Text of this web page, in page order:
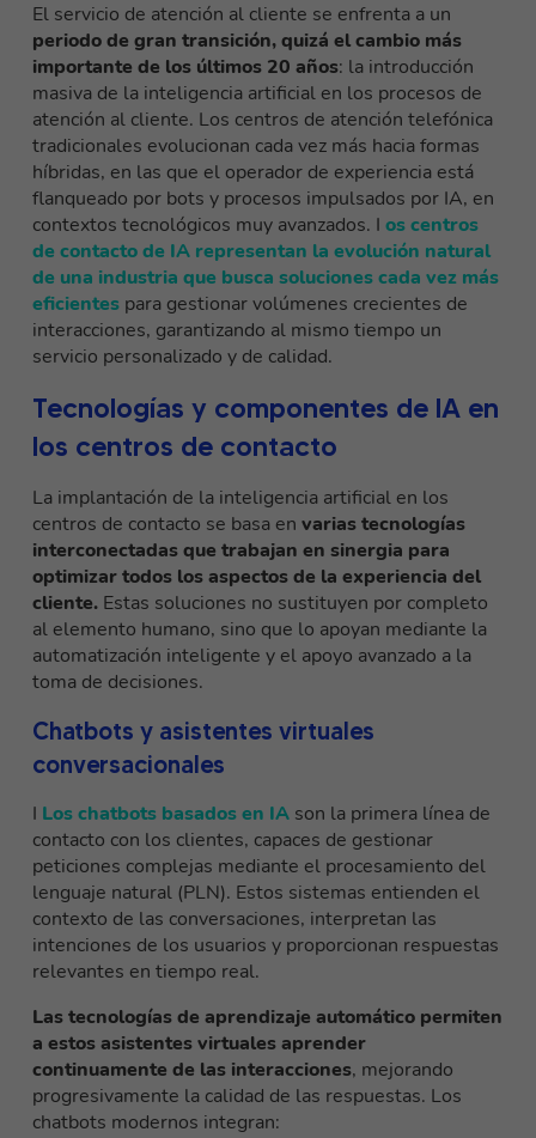
El servicio de atención al cliente se enfrenta a un
periodo de gran transición, quizá el cambio más
importante de los últimos 20 años: la introducción
masiva de la inteligencia artificial en los procesos de
atención al cliente. Los centros de atención telefónica
tradicionales evolucionan cada vez más hacia formas
híbridas, en las que el operador de experiencia está
flanqueado por bots y procesos impulsados por IA, en
contextos tecnológicos muy avanzados. I os centros
de contacto de IA representan la evolución natural
de una industria que busca soluciones cada vez más
eficientes para gestionar volúmenes crecientes de
interacciones, garantizando al mismo tiempo un
servicio personalizado y de calidad.
Tecnologías y componentes de IA en
los centros de contacto
La implantación de la inteligencia artificial en los
centros de contacto se basa en varias tecnologías
interconectadas que trabajan en sinergia para
optimizar todos los aspectos de la experiencia del
cliente. Estas soluciones no sustituyen por completo
al elemento humano, sino que lo apoyan mediante la
automatización inteligente y el apoyo avanzado a la
toma de decisiones.
Chatbots y asistentes virtuales
conversacionales
I Los chatbots basados en IA son la primera línea de
contacto con los clientes, capaces de gestionar
peticiones complejas mediante el procesamiento del
lenguaje natural (PLN). Estos sistemas entienden el
contexto de las conversaciones, interpretan las
intenciones de los usuarios y proporcionan respuestas
relevantes en tiempo real.
Las tecnologías de aprendizaje automático permiten
a estos asistentes virtuales aprender
continuamente de las interacciones, mejorando
progresivamente la calidad de las respuestas. Los
chatbots modernos integran: